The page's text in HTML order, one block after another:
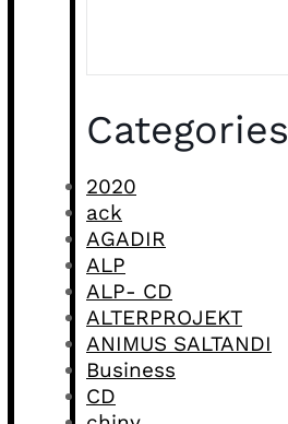
Categories
2020
ack
AGADIR
ALP
ALP- CD
ALTERPROJEKT
ANIMUS SALTANDI
Business
CD